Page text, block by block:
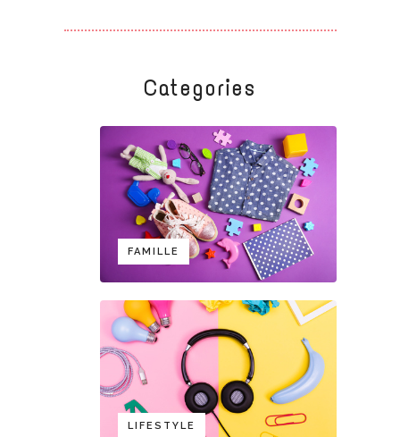
Categories
FAMILLE
LIFESTYLE